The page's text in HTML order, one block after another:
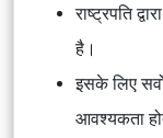
राष्ट्रपति
है।
इसके लिए
आवश्यकता